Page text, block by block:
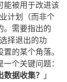
能被用于改进该
计划（而非个
。需要指出的
择退出的功
的某个角落。
个关键问题：
据收集？
」